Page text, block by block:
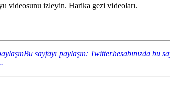
videosunu izleyin. Harika gezi videoları.
Bu sayfayı paylaşın: Twitterhesabınızda bu